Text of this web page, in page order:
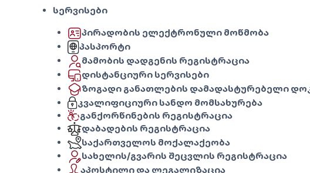
სერვისები
პირადობის ელექტრონული მოწმობა
პასპორტი
მამობის დადგენის რეგისტრაცია
დისტანციური სერვისები
ზოგადი განათლების დამადასტურებელი
კვალიფიციური სანდო მომსახურება
განქორწინების რეგისტრაცია
დაბადების რეგისტრაცია
საქართველოს მოქალაქეობა
სახელის/გვარის შეცვლის რეგისტრაცია
აპოსტილი და ლეგალიზაცია